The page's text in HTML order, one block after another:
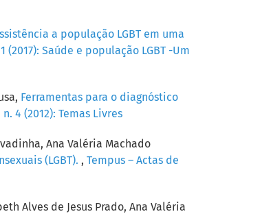
a população LGBT em uma
(2017): Saúde e população LGBT -Um
Ferramentas para o diagnóstico
4 (2012): Temas Livres
Ana Valéria Machado
(LGBT). , Tempus – Actas de
Alves de Jesus Prado, Ana Valéria